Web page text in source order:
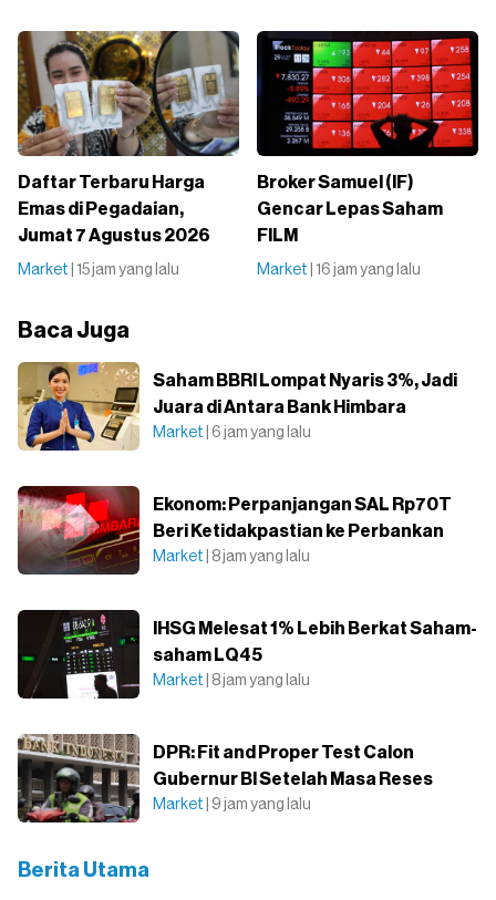
Daftar Terbaru Harga
Emas di Pegadaian,
Jumat 7 Agustus 2026
Market | 15 jam yang lalu
Broker Samuel (IF)
Gencar Lepas Saham
FILM
Market | 16 jam yang lalu
Baca Juga
Saham BBRI Lompat Nyaris 3%, Jadi
Juara di Antara Bank Himbara
Market | 6 jam yang lalu
Ekonom: Perpanjangan SAL Rp70T
Beri Ketidakpastian ke Perbankan
Market | 8 jam yang lalu
IHSG Melesat 1% Lebih Berkat Saham-
saham LQ45
Market | 8 jam yang lalu
DPR: Fit and Proper Test Calon
Gubernur BI Setelah Masa Reses
Market | 9 jam yang lalu
Berita Utama